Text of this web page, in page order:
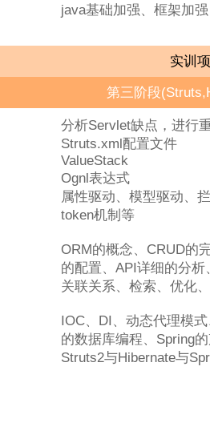
java基础加强、框架加强
实训
第三阶段
分析Servlet缺点，进行
Struts.xml配置文件
ValueStack
Ognl表达式
属性驱动、模型驱动、
token机制等
ORM的概念、CRUD的
的配置、API详细的分
关联关系、检索、优化
IOC、DI、动态代理模
的数据库编程、Spring
Struts2与Hibernate与